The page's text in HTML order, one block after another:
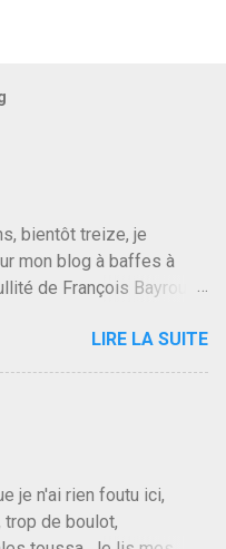
bientôt treize, je
mon blog à baffes à
de François Bayrou. Il
pas des couples mais
dans lesquels on
est en passe de
partie de son électorat
qu'on l'apprend. On
que de Hollande,
du centre de la
LIRE LA SUITE
je n'ai rien foutu ici,
trop de boulot,